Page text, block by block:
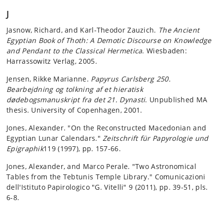
J
Jasnow, Richard, and Karl-Theodor Zauzich. The Ancient
Egyptian Book of Thoth: A Demotic Discourse on Knowledge
and Pendant to the Classical Hermetica. Wiesbaden:
Harrassowitz Verlag, 2005.
Jensen, Rikke Marianne. Papyrus Carlsberg 250.
Bearbejdning og tolkning af et hieratisk
dødebogsmanuskript fra det 21. Dynasti. Unpublished MA
thesis. University of Copenhagen, 2001.
Jones, Alexander. "On the Reconstructed Macedonian and
Egyptian Lunar Calendars."Zeitschrift für Papyrologie und
Epigraphik119 (1997), pp. 157-66.
Jones, Alexander, and Marco Perale. "Two Astronomical
Tables from the Tebtunis Temple Library." Comunicazioni
dell'Istituto Papirologico "G. Vitelli" 9 (2011), pp. 39-51, pls.
6-8.